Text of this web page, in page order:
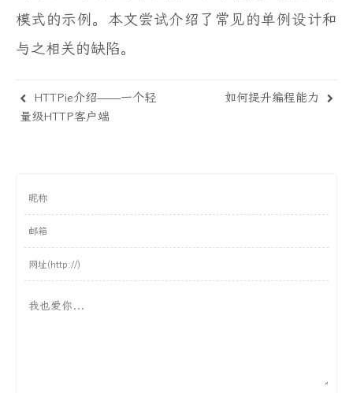
模式的示例。本文尝试介绍了常见的单例设计和
与之相关的缺陷。
HTTPie介绍——一个轻
量级HTTP客户端
如何提升编程能力